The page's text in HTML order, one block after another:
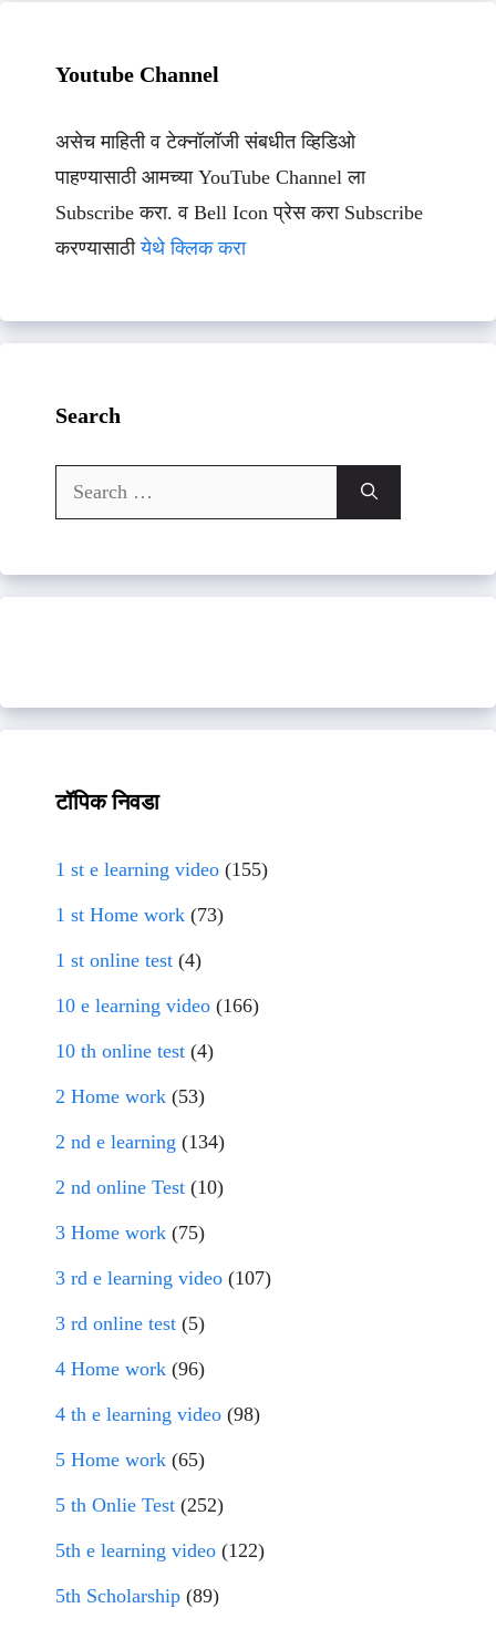
Youtube Channel
असेच माहिती व टेक्नॉलॉजी संबधीत व्हिडिओ
पाहण्यासाठी आमच्या YouTube Channel ला
Subscribe करा. व Bell Icon प्रेस करा Subscribe
करण्यासाठीयेथे क्लिक करा
Search
Search
for:
टॉपिक निवडा
1 st e learning video (155)
1 st Home work (73)
1 st online test (4)
10 e learning video (166)
10 th online test (4)
2 Home work (53)
2 nd e learning (134)
2 nd online Test (10)
3 Home work (75)
3 rd e learning video (107)
3 rd online test (5)
4 Home work (96)
4 th e learning video (98)
5 Home work (65)
5 th Onlie Test (252)
5th e learning video (122)
5th Scholarship (89)